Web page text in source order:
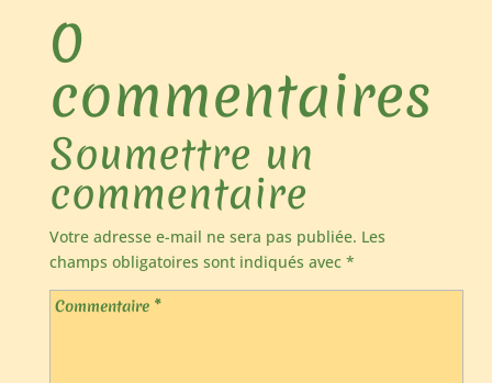
0
commentaires
Soumettre un
commentaire
Votre adresse e-mail ne sera pas publiée. Les
champs obligatoires sont indiqués avec *